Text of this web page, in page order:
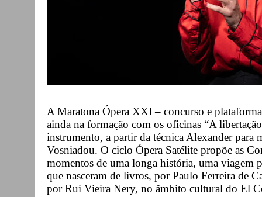
A Maratona Ópera XXI – concurso e
ainda na formação com os oficinas “A
instrumento, a partir da técnica Alexander para
Vosniadou. O ciclo Ópera Satélite propõe as
momentos de uma longa história, uma viagem
que nasceram de livros, por Paulo Ferreira de
por Rui Vieira Nery, no âmbito cultural do El